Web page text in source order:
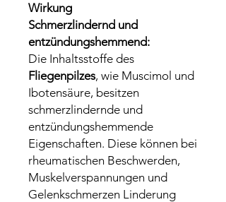
Wirkung
Schmerzlindernd und
entzündungshemmend:
Die Inhaltsstoffe des
Fliegenpilzes, wie Muscimol und
Ibotensäure, besitzen
schmerzlindernde und
entzündungshemmende
Eigenschaften. Diese können bei
rheumatischen Beschwerden,
Muskelverspannungen und
Gelenkschmerzen Linderung